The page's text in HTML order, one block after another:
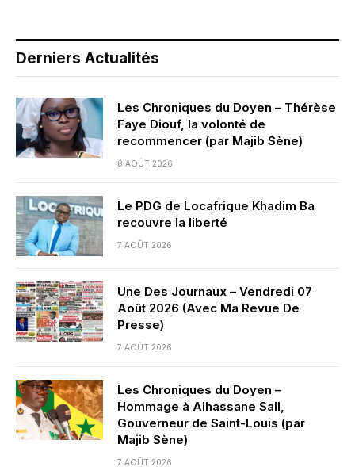
Derniers Actualités
Les Chroniques du Doyen – Thérèse
Faye Diouf, la volonté de
recommencer (par Majib Sène)
8 AOÛT 2026
Le PDG de Locafrique Khadim Ba
recouvre la liberté
7 AOÛT 2026
Une Des Journaux – Vendredi 07
Août 2026 (Avec Ma Revue De
Presse)
7 AOÛT 2026
Les Chroniques du Doyen –
Hommage à Alhassane Sall,
Gouverneur de Saint-Louis (par
Majib Sène)
7 AOÛT 2026